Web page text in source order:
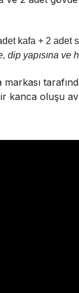
kafa + 2 adet
dip yapısına ve
kanca oluşu